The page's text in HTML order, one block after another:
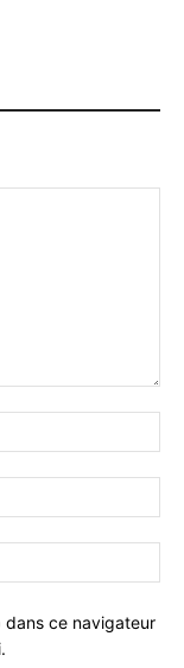
dans ce navigateur